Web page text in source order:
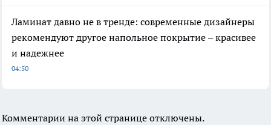
Ламинат давно не в тренде: современные дизайнеры
рекомендуют другое напольное покрытие – красивее
и надежнее
04:50
Комментарии на этой странице отключены.